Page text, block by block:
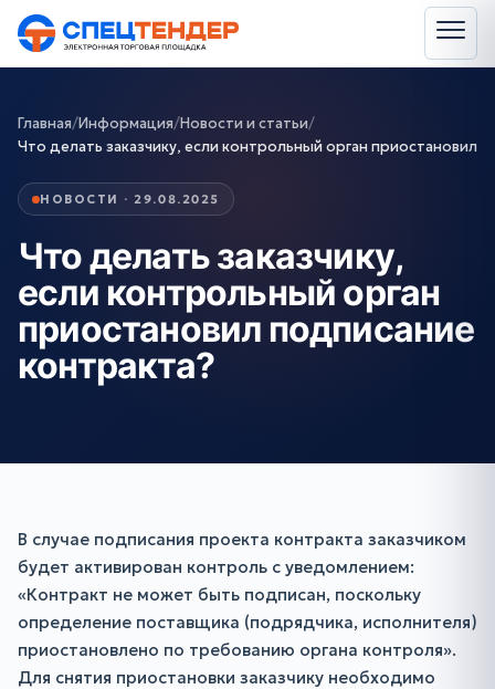
Главная/Информация/Новости и статьи/
Что делать заказчику, если контрольный орган приостановил
НОВОСТИ · 29.08.2025
Что делать заказчику,
если контрольный орган
приостановил подписание
контракта?
В случае подписания проекта контракта заказчиком
будет активирован контроль с уведомлением:
«Контракт не может быть подписан, поскольку
определение поставщика (подрядчика, исполнителя)
приостановлено по требованию органа контроля».
Для снятия приостановки заказчику необходимо